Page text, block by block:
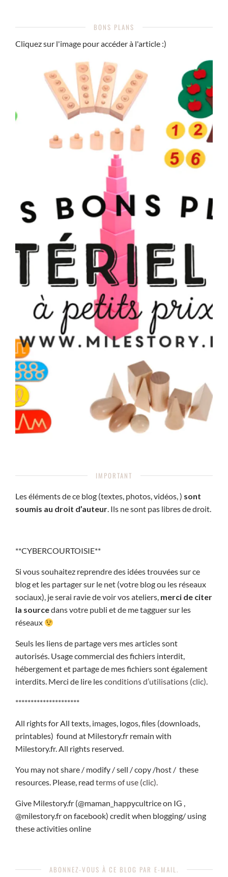
BONS PLANS
Cliquez sur l'image pour accéder à l'article :)
IMPORTANT
Les éléments de ce blog (textes, photos, vidéos, ) sont
soumis au droit d’auteur. Ils ne sont pas libres de droit.
**CYBERCOURTOISIE**
Si vous souhaitez reprendre des idées trouvées sur ce
blog et les partager sur le net (votre blog ou les réseaux
sociaux), je serai ravie de voir vos ateliers, merci de citer
la sourcedans votre publi et de me tagguer sur les
réseaux
Seuls les liens de partage vers mes articles sont
autorisés. Usage commercial des fichiers interdit,
hébergement et partage de mes fichiers sont également
interdits. Merci de lire lesconditions d’utilisations (clic).
*********************
All rights for All texts, images, logos, files (downloads,
printables) found at Milestory.fr remain with
Milestory.fr. All rights reserved.
You may not share / modify / sell / copy /host / these
resources. Please, read terms of use (clic).
Give Milestory.fr (@maman_happycultrice on IG ,
@milestory.fr on facebook) credit when blogging/ using
these activities online
ABONNEZ-VOUS À CE BLOG PAR E-MAIL.